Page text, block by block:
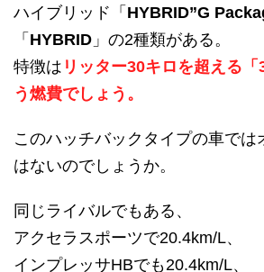
ハイブリッド「 HYBRID”G
「 HYBRID 」の2種類がある。
特徴は リッター30キロを超える
う燃費でしょう。
このハッチバックタイプの車では
はないのでしょうか。
同じライバルでもある、
アクセラスポーツで20.4km/L、
インプレッサHBでも20.4km/L、